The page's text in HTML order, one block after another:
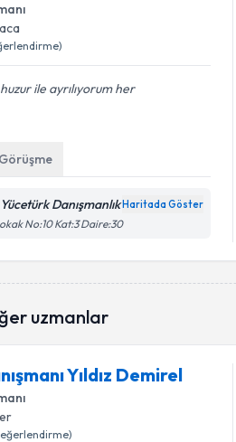
ile ayrılıyorum her
Danışmanlık Haritada Göster
No:10 Kat:3 Daire:30
uzmanlar
Yıldız Demirel